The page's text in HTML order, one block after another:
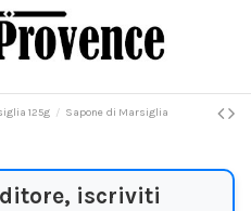
125g
Sapone di Marsiglia
iscriviti